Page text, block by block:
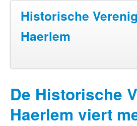
Historische
Haerlem
Doen
Zien
De Historische
Haerlem viert